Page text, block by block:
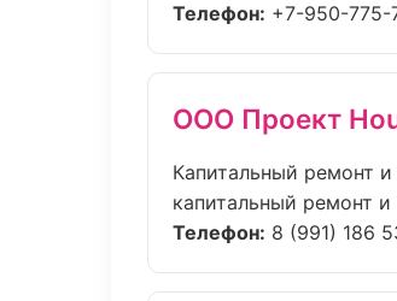
Телефон: +7-950-775-
ООО Проект
Капитальный ремонт
капитальный ремонт и
Телефон: 8 (991) 186